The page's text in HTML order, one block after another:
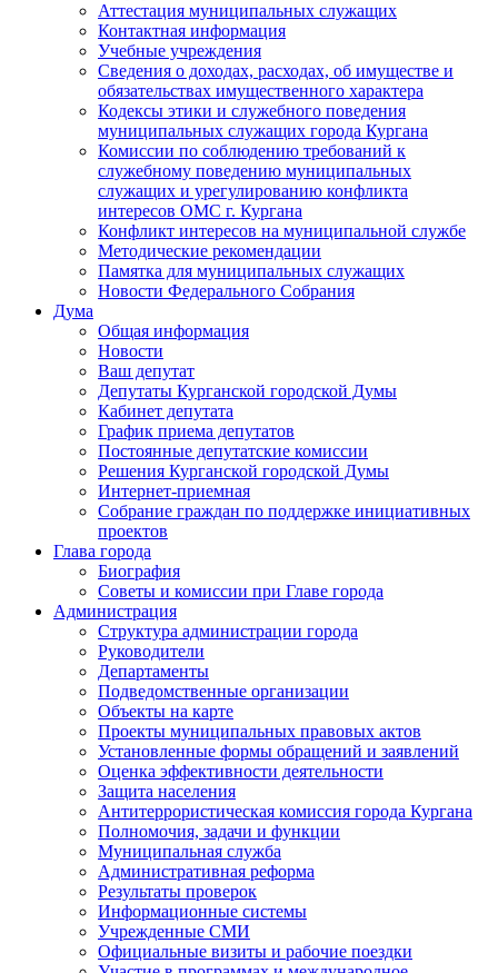
Аттестация муниципальных служащих
Контактная информация
Учебные учреждения
Сведения о доходах, расходах, об имуществе и
обязательствах имущественного характера
Кодексы этики и служебного поведения
муниципальных служащих города Кургана
Комиссии по соблюдению требований к
служебному поведению муниципальных
служащих и урегулированию конфликта
интересов ОМС г. Кургана
Конфликт интересов на муниципальной службе
Методические рекомендации
Памятка для муниципальных служащих
Новости Федерального Cобрания
Дума
Общая информация
Новости
Ваш депутат
Депутаты Курганской городской Думы
Кабинет депутата
График приема депутатов
Постоянные депутатские комиссии
Решения Курганской городской Думы
Интернет-приемная
Собрание граждан по поддержке инициативных
проектов
Глава города
Биография
Советы и комиссии при Главе города
Администрация
Структура администрации города
Руководители
Департаменты
Подведомственные организации
Объекты на карте
Проекты муниципальных правовых актов
Установленные формы обращений и заявлений
Оценка эффективности деятельности
Защита населения
Антитеррористическая комиссия города Кургана
Полномочия, задачи и функции
Муниципальная служба
Административная реформа
Результаты проверок
Информационные системы
Учрежденные СМИ
Официальные визиты и рабочие поездки